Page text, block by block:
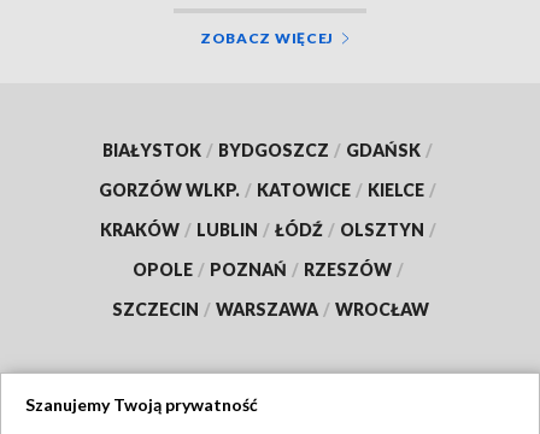
ZOBACZ WIĘCEJ
BIAŁYSTOK / BYDGOSZCZ / GDAŃSK /
GORZÓW WLKP. / KATOWICE / KIELCE /
KRAKÓW / LUBLIN / ŁÓDŹ / OLSZTYN /
OPOLE / POZNAŃ / RZESZÓW /
SZCZECIN / WARSZAWA / WROCŁAW
Szanujemy Twoją prywatność